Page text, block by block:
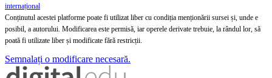
internațional
Conținutul acestei platforme poate fi utilizat liber cu condiția menționării sursei și, unde e
posibil, a autorului. Modificarea este permisă, iar operele derivate trebuie, la rândul lor, să
poată fi utilizate liber și modificate fără restricții.
Semnalați o modificare necesară.